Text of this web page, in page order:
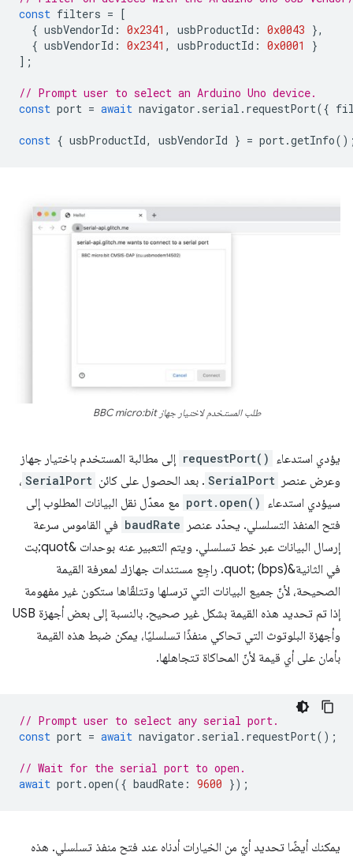
const filters = [
{ usbVendorId : 0x2341 , usbProductId : 0x0043 },
{ usbVendorId : 0x2341 , usbProductId : 0x0001
}
];
// Prompt user to select an Arduino Uno device.
const port = await navigator . serial . requestPort({
const { usbProductId, usbVendorId } = port.getInfo
طلب المستخدم لاختيار جهاز BBC micro:bit
يؤدي استدعاء requestPort() إلى مطالبة المستخدم باختيار جهاز
وعرض عنصر SerialPort . بعد الحصول على كائن SerialPort ،
سيؤدي استدعاء
port.open() مع معدّل نقل البيانات المطلوب إلى
فتح المنفذ التسلسلي. يحدّد عنصر
baudRate في القاموس سرعة
إرسال البيانات عبر خط تسلسلي. ويتم التعبير عنه بوحدات &quot;بت
في الثانية&quot; (bps). راجِع مستندات جهازك لمعرفة القيمة
الصحيحة، لأنّ جميع البيانات التي ترسلها وتتلقّاها ستكون غير مفهومة
إذا تم تحديد هذه القيمة بشكل غير صحيح. بالنسبة إلى بعض أجهزة USB
وأجهزة البلوتوث التي تحاكي منفذًا تسلسليًا، يمكن ضبط هذه القيمة
بأمان على أي قيمة لأنّ المحاكاة تتجاهلها.
// Prompt user to select any serial port.
const port = await navigator . serial . requestPort();
// Wait for the serial port to open.
await port.open({ baudRate : 9600 });
يمكنك أيضًا تحديد أيّ من الخيارات أدناه عند فتح منفذ تسلسلي. هذه